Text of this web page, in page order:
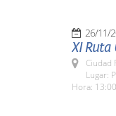
26/11/
XI Ruta
Ciudad
Lugar:
Hora: